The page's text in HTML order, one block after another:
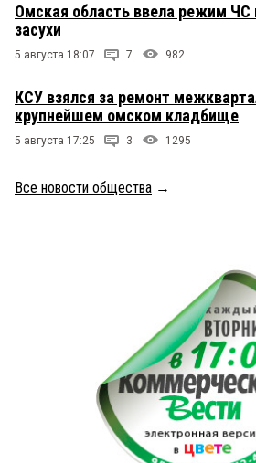
Омская область ввела режим ЧС
засухи
5 августа 18:07 7 982
КСУ взялся за ремонт
крупнейшем омском кладбище
5 августа 17:25 3 1295
Все новости общества →